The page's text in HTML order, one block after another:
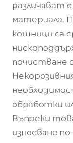
различават
материала.
кошници са
почистване
обработки
Въпреки
износване